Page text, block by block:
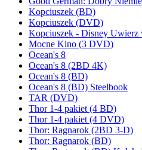
Kopciuszek (BD)
Kopciuszek (DVD)
Kopciuszek - Disney
Mocne Kino (3 DVD)
Ocean's 8
Ocean's 8 (2BD 4K)
Ocean's 8 (BD)
Ocean's 8 (BD) Steelbook
TAR (DVD)
Thor 1-4 pakiet (4 BD)
Thor 1-4 pakiet (4 DVD)
Thor: Ragnarok (2BD 3-D)
Thor: Ragnarok (BD)